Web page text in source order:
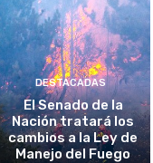
DESTACADAS
El Senado de la
Nación tratará los
cambios a la Ley de
Manejo del Fuego